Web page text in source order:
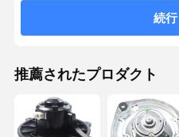
続行
推薦されたプロダクト